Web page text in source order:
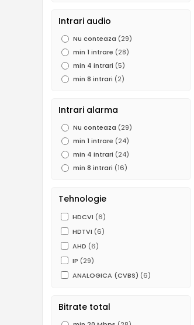
Intrari audio
Nu conteaza (29)
min 1 intrare (28)
min 4 intrari (5)
min 8 intrari (2)
Intrari alarma
Nu conteaza (29)
min 1 intrare (24)
min 4 intrari (24)
min 8 intrari (16)
Tehnologie
HDCVI (6)
HDTVI (6)
AHD (6)
IP (29)
ANALOGICA (CVBS) (6)
Bitrate total